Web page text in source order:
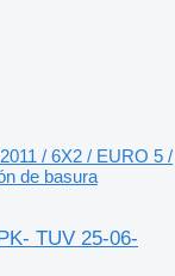
/ 6X2 / EURO 5 /
de basura
TUV 25-06-